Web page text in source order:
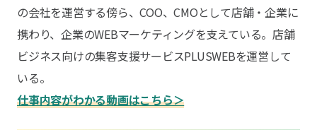
の会社を運営する傍ら、COO、CMOとして店舗・企業に
携わり、企業のWEBマーケティングを支えている。店舗
ビジネス向けの集客支援サービスPLUSWEBを運営して
いる。
仕事内容がわかる動画はこちら＞